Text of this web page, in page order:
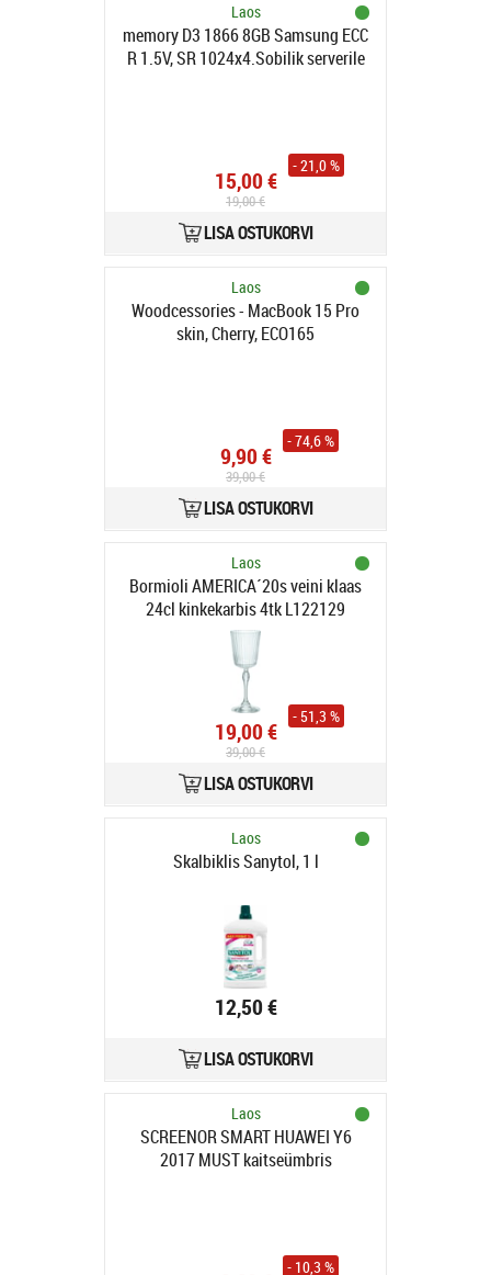
Laos
memory D3 1866 8GB Samsung ECC
R 1.5V, SR 1024x4.Sobilik serverile
15,00 €
- 21,0 %
19,00 €
LISA OSTUKORVI
Laos
Woodcessories - MacBook 15 Pro
skin, Cherry, ECO165
9,90 €
- 74,6 %
39,00 €
LISA OSTUKORVI
Laos
Bormioli AMERICA´20s veini klaas
24cl kinkekarbis 4tk L122129
19,00 €
- 51,3 %
39,00 €
LISA OSTUKORVI
Laos
Skalbiklis Sanytol, 1 l
12,50 €
LISA OSTUKORVI
Laos
SCREENOR SMART HUAWEI Y6
2017 MUST kaitseümbris
- 10,3 %